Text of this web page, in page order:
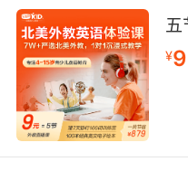
行简单的买卖对话。
在游戏中掌握了英语
能力和数学概念。这
方式，既达到了语言
的全面发展。 有些家
这种担忧是合理的。
孩子的负担，而是通
五
¥9